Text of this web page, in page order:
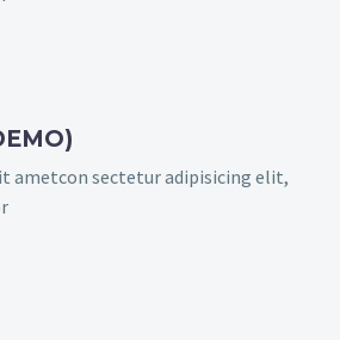
ametcon sectetur adipisicing elit,